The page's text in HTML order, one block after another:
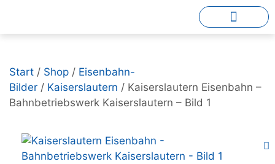
Start / Shop / Eisenbahn-
Bilder / Kaiserslautern / Kaiserslautern Eisenbahn –
Bahnbetriebswerk Kaiserslautern – Bild 1